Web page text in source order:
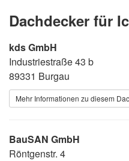
Dachdecker für
kds GmbH
Industriestraße 43 b
89331 Burgau
Mehr Informationen zu diesem
BauSAN GmbH
Röntgenstr. 4